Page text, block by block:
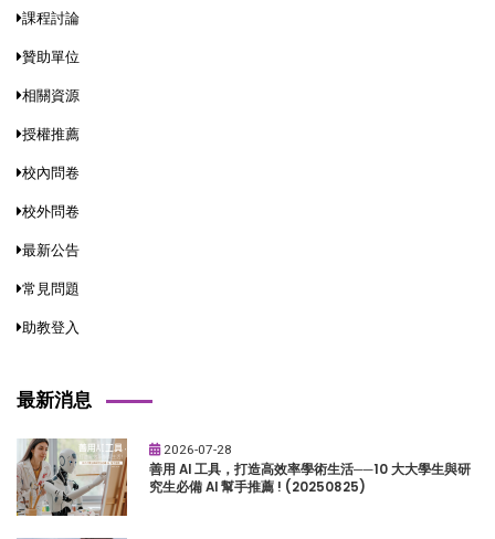
課程討論
贊助單位
相關資源
授權推薦
校內問卷
校外問卷
最新公告
常見問題
助教登入
最新消息
2026-07-28
善用 AI 工具，打造高效率學術生活──10 大大學生與研
究生必備 AI 幫手推薦 ! (20250825)